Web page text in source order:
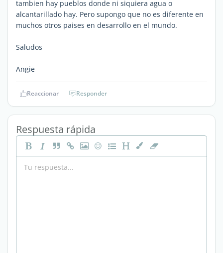
tambien hay pueblos donde ni siquiera agua o
alcantarillado hay. Pero supongo que no es diferente en
muchos otros paises en desarrollo en el mundo.
Saludos
Angie
Reaccionar Responder
Respuesta rápida